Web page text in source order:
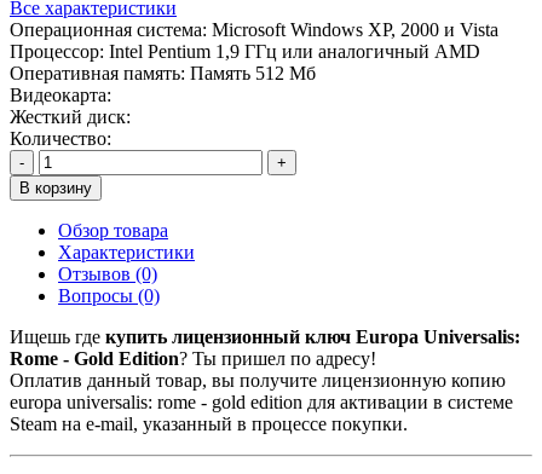
Все характеристики
Операционная система: Microsoft Windows XP, 2000 и Vista
Процессор: Intel Pentium 1,9 ГГц или аналогичный AMD
Оперативная память: Память 512 Мб
Видеокарта:
Жесткий диск:
Количество:
-
+
В корзину
Обзор товара
Характеристики
Отзывов (0)
Вопросы (0)
Ищешь где купить лицензионный ключ Europa Universalis:
Rome - Gold Edition? Ты пришел по адресу!
Оплатив данный товар, вы получите лицензионную копию
europa universalis: rome - gold edition для активации в системе
Steam на e-mail, указанный в процессе покупки.